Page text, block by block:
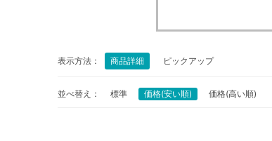
表示方法： 商品詳細 ピックアップ
並べ替え： 標準 価格(安い順) 価格(高い順)